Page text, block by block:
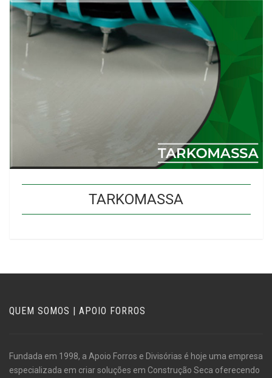
TARKOMASSA
QUEM SOMOS | APOIO FORROS
Fundada em 1998, a Apoio Forros e Divisórias é hoje uma empresa
especializada em criar soluções em Construção Seca oferecendo